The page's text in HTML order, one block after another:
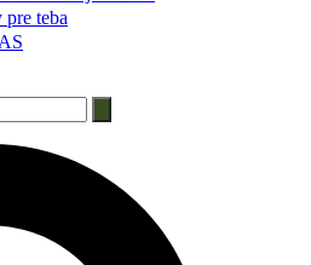
teba